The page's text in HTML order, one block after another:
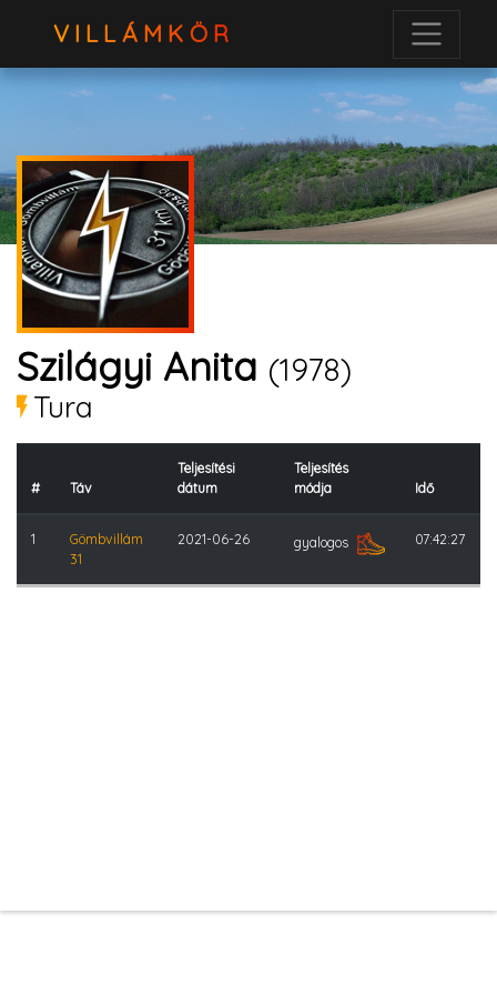
VILLÁMKÖR
Szilágyi Anita (1978)
Tura
# Táv
Teljesítési
dátum
Teljesítés
módja
Idő
1
Gömbvillám
31
2021-06-26 gyalogos 07:42:27